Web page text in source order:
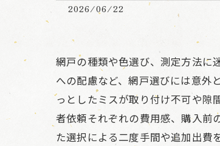
2026/06/22
網戸の種類や色選び、測定方法に
への配慮など、網戸選びには意外
っとしたミスが取り付け不可や隙
者依頼それぞれの費用感、購入前
た選択による二度手間や追加出費